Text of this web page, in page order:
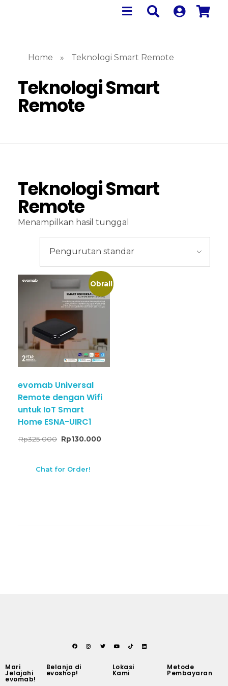
Home » Teknologi Smart Remote
Teknologi Smart
Remote
Teknologi Smart
Remote
Menampilkan hasil tunggal
Obral!
evomab Universal
Remote dengan Wifi
untuk IoT Smart
Home ESNA-UIRC1
Rp325.000 Rp130.000
Chat for Order!
Mari
Jelajahi
evomab!
Belanja di
evoshop!
Lokasi
Kami
Metode
Pembayaran